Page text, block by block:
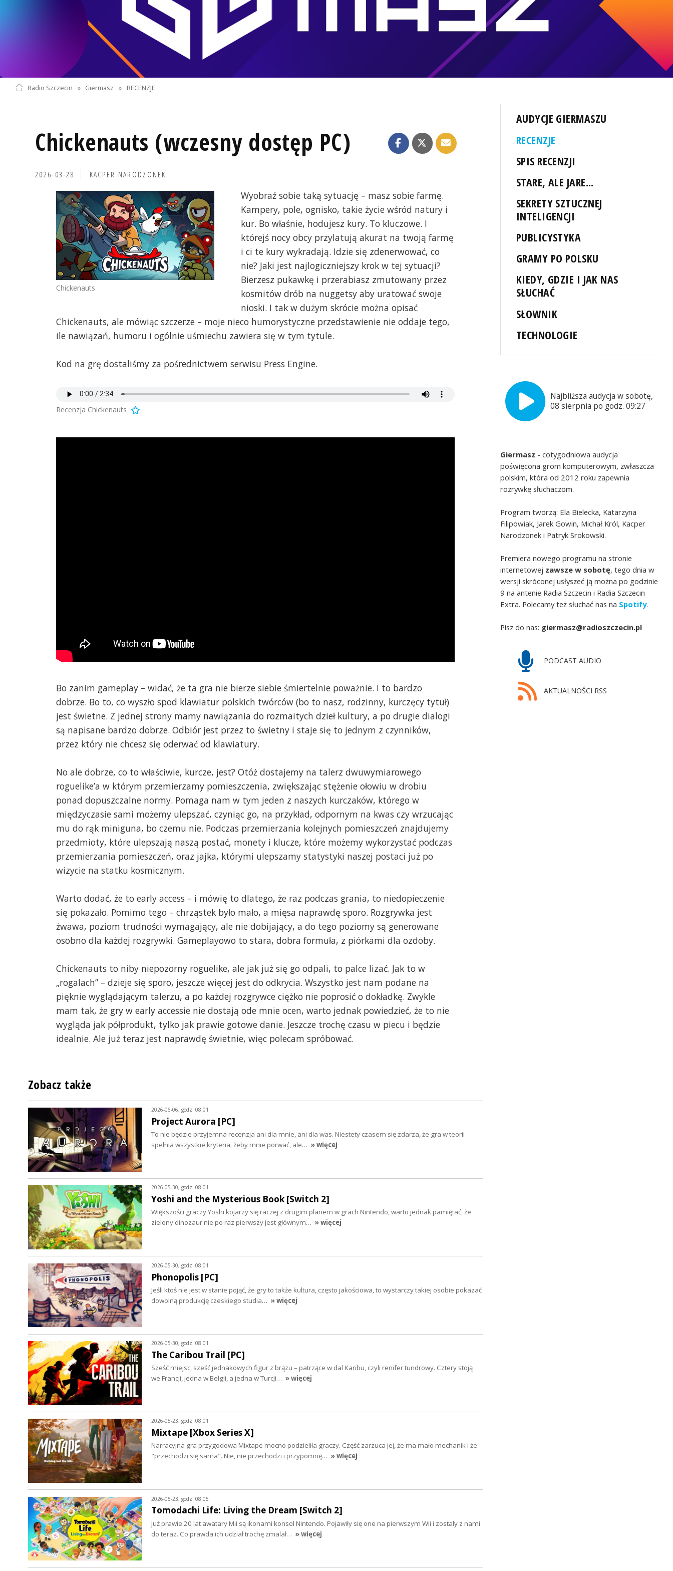
Radio Szczecin » Giermasz » RECENZJE
Chickenauts (wczesny dostęp PC)
2026-03-28 KACPER NARODZONEK
Chickenauts
Wyobraź sobie taką sytuację – masz sobie farmę.
Kampery, pole, ognisko, takie życie wśród natury i
kur. Bo właśnie, hodujesz kury. To kluczowe. I
którejś nocy obcy przylatują akurat na twoją farmę
i ci te kury wykradają. Idzie się zdenerwować, co
nie? Jaki jest najlogiczniejszy krok w tej sytuacji?
Bierzesz pukawkę i przerabiasz zmutowany przez
kosmitów drób na nuggetsy aby uratować swoje
nioski. I tak w dużym skrócie można opisać
Chickenauts, ale mówiąc szczerze – moje nieco humorystyczne przedstawienie nie oddaje tego,
ile nawiązań, humoru i ogólnie uśmiechu zawiera się w tym tytule.
Kod na grę dostaliśmy za pośrednictwem serwisu Press Engine.
Recenzja Chickenauts
Bo zanim gameplay – widać, że ta gra nie bierze siebie śmiertelnie poważnie. I to bardzo
dobrze. Bo to, co wyszło spod klawiatur polskich twórców (bo to nasz, rodzinny, kurczęcy tytuł)
jest świetne. Z jednej strony mamy nawiązania do rozmaitych dzieł kultury, a po drugie dialogi
są napisane bardzo dobrze. Odbiór jest przez to świetny i staje się to jednym z czynników,
przez który nie chcesz się oderwać od klawiatury.
No ale dobrze, co to właściwie, kurcze, jest? Otóż dostajemy na talerz dwuwymiarowego
roguelike’a w którym przemierzamy pomieszczenia, zwiększając stężenie ołowiu w drobiu
ponad dopuszczalne normy. Pomaga nam w tym jeden z naszych kurczaków, którego w
międzyczasie sami możemy ulepszać, czyniąc go, na przykład, odpornym na kwas czy wrzucając
mu do rąk miniguna, bo czemu nie. Podczas przemierzania kolejnych pomieszczeń znajdujemy
przedmioty, które ulepszają naszą postać, monety i klucze, które możemy wykorzystać podczas
przemierzania pomieszczeń, oraz jajka, którymi ulepszamy statystyki naszej postaci już po
wizycie na statku kosmicznym.
Warto dodać, że to early access – i mówię to dlatego, że raz podczas grania, to niedopieczenie
się pokazało. Pomimo tego – chrząstek było mało, a mięsa naprawdę sporo. Rozgrywka jest
żwawa, poziom trudności wymagający, ale nie dobijający, a do tego poziomy są generowane
osobno dla każdej rozgrywki. Gameplayowo to stara, dobra formuła, z piórkami dla ozdoby.
Chickenauts to niby niepozorny roguelike, ale jak już się go odpali, to palce lizać. Jak to w
„rogalach” – dzieje się sporo, jeszcze więcej jest do odkrycia. Wszystko jest nam podane na
pięknie wyglądającym talerzu, a po każdej rozgrywce ciężko nie poprosić o dokładkę. Zwykle
mam tak, że gry w early accessie nie dostają ode mnie ocen, warto jednak powiedzieć, że to nie
wygląda jak półprodukt, tylko jak prawie gotowe danie. Jeszcze trochę czasu w piecu i będzie
idealnie. Ale już teraz jest naprawdę świetnie, więc polecam spróbować.
AUDYCJE GIERMASZU
RECENZJE
SPIS RECENZJI
STARE, ALE JARE...
SEKRETY SZTUCZNEJ
INTELIGENCJI
PUBLICYSTYKA
GRAMY PO POLSKU
KIEDY, GDZIE I JAK NAS
SŁUCHAĆ
SŁOWNIK
TECHNOLOGIE
Najbliższa audycja w sobotę,
08 sierpnia po godz. 09:27
Giermasz - cotygodniowa audycja
poświęcona grom komputerowym, zwłaszcza
polskim, która od 2012 roku zapewnia
rozrywkę słuchaczom.
Program tworzą: Ela Bielecka, Katarzyna
Filipowiak, Jarek Gowin, Michał Król, Kacper
Narodzonek i Patryk Srokowski.
Premiera nowego programu na stronie
internetowej zawsze w sobotę, tego dnia w
wersji skróconej usłyszeć ją można po godzinie
9 na antenie Radia Szczecin i Radia Szczecin
Extra. Polecamy też słuchać nas na Spotify.
Pisz do nas: giermasz@radioszczecin.pl
PODCAST AUDIO
AKTUALNOŚCI RSS
Zobacz także
2026-06-06, godz. 08:01
Project Aurora [PC]
To nie będzie przyjemna recenzja ani dla mnie, ani dla was. Niestety czasem się zdarza, że gra w teorii
spełnia wszystkie kryteria, żeby mnie porwać, ale… » więcej
2026-05-30, godz. 08:01
Yoshi and the Mysterious Book [Switch 2]
Większości graczy Yoshi kojarzy się raczej z drugim planem w grach Nintendo, warto jednak pamiętać, że
zielony dinozaur nie po raz pierwszy jest głównym… » więcej
2026-05-30, godz. 08:01
Phonopolis [PC]
Jeśli ktoś nie jest w stanie pojąć, że gry to także kultura, często jakościowa, to wystarczy takiej osobie pokazać
dowolną produkcję czeskiego studia… » więcej
2026-05-30, godz. 08:01
The Caribou Trail [PC]
Sześć miejsc, sześć jednakowych figur z brązu – patrzące w dal Karibu, czyli renifer tundrowy. Cztery stoją
we Francji, jedna w Belgii, a jedna w Turcji… » więcej
2026-05-23, godz. 08:01
Mixtape [Xbox Series X]
Narracyjna gra przygodowa Mixtape mocno podzieliła graczy. Część zarzuca jej, że ma mało mechanik i że
"przechodzi się sama". Nie, nie przechodzi i przypomnę… » więcej
2026-05-23, godz. 08:05
Tomodachi Life: Living the Dream [Switch 2]
Już prawie 20 lat awatary Mii są ikonami konsol Nintendo. Pojawiły się one na pierwszym Wii i zostały z nami
do teraz. Co prawda ich udział trochę zmalał… » więcej